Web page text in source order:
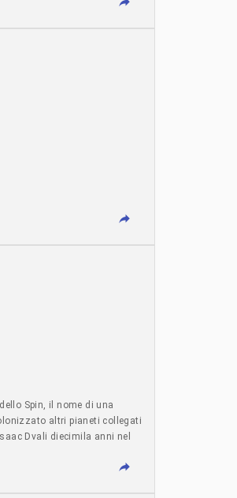
Spin, il nome di una
altri pianeti collegati
Dvali diecimila anni nel